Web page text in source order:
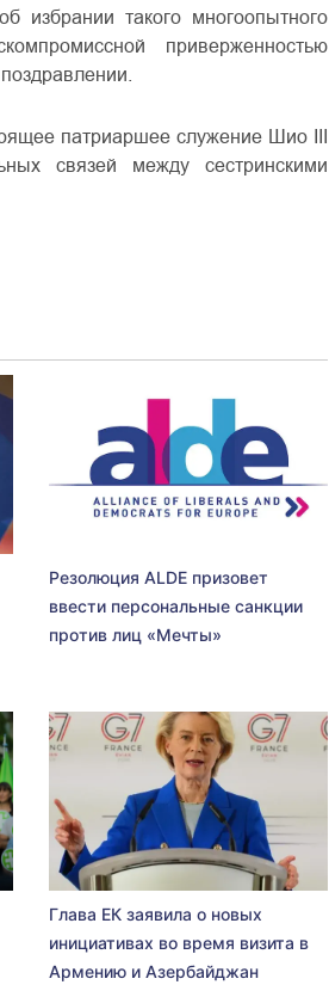
избрании такого многоопытного
приверженностью
патриаршее служение Шио III
связей между сестринскими
Резолюция ALDE призовет
ввести персональные санкции
против лиц «Мечты»
Глава ЕК заявила о новых
инициативах во время визита в
Армению и Азербайджан